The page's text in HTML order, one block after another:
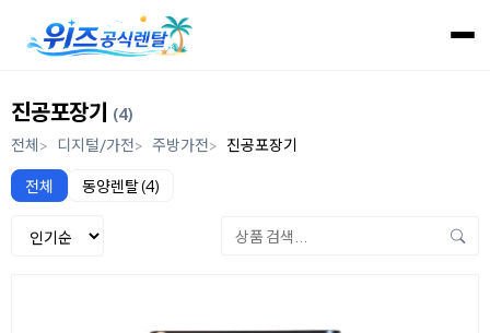
진공포장기 (4)
전체
디지털/가전 주방가전 진공포장기
전체 동양렌탈 (4)